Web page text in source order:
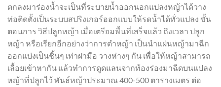
ตกลงมาร่องน้ำจะเป็นที่ระบายน้ำออกนอกแปลงหญ้าได้วาง
ท่อติดตั้งเป็นระบบสปริงเกอร์ออกแบบให้รดน้ำได้ทั่วแปลง ขั้น
ตอนการ วิธีปลูกหญ้า เมื่อเตรียมพื้นที่เสร็จแล้ว ถึงเวลา ปลูก
หญ้า หรือเรียกอีกอย่างว่าการดำหญ้า เป็นนำแผ่นหญ้ามาฉีก
ออกแบ่งเป็นชิ้นๆ เท่าฝามือ วางห่างๆ กัน เพื่อให้หญ้าสามารถ
เลื้อยเข้าหากัน แล้วทำการดูดแลนจากท้องร่องมาฉีดบนแปลง
หญ้าที่ปลูกไว้ พันธ์หญ้าประมาณ 400-500 ตารางเมตร ต่อ